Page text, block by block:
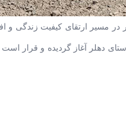
در مسیر ارتقای کیفیت
دهلر آغاز گردیده و قرار